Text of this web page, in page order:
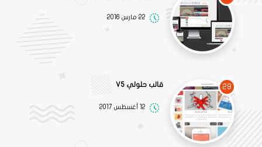
22 مارس 2016
29 قالب حلولي V5
12 أغسطس 2017